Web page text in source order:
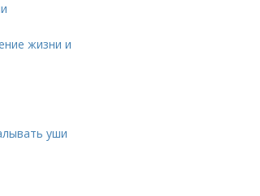
жизни и
уши